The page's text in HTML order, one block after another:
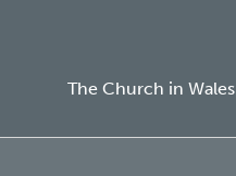
The Church in Wales